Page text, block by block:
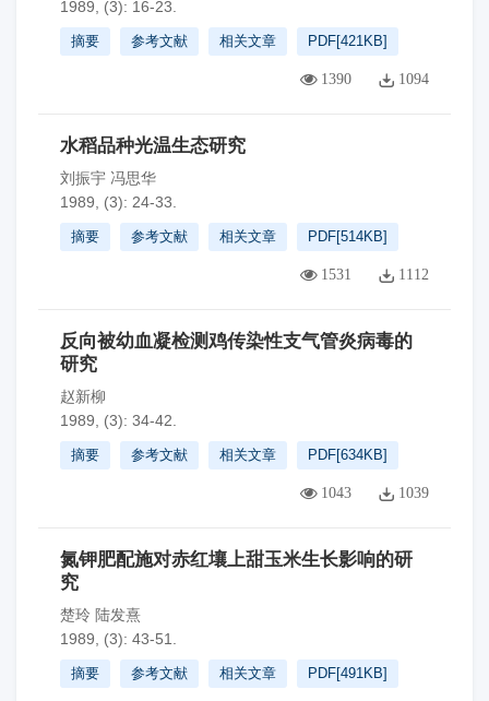
1989, (3): 16-23.
摘要 参考文献 相关文章 PDF[421KB]
1390 1094
水稻品种光温生态研究
刘振宇 冯思华
1989, (3): 24-33.
摘要 参考文献 相关文章 PDF[514KB]
1531 1112
反向被幼血凝检测鸡传染性支气管炎病毒的
研究
赵新柳
1989, (3): 34-42.
摘要 参考文献 相关文章 PDF[634KB]
1043 1039
氮钾肥配施对赤红壤上甜玉米生长影响的研
究
楚玲 陆发熹
1989, (3): 43-51.
摘要 参考文献 相关文章 PDF[491KB]